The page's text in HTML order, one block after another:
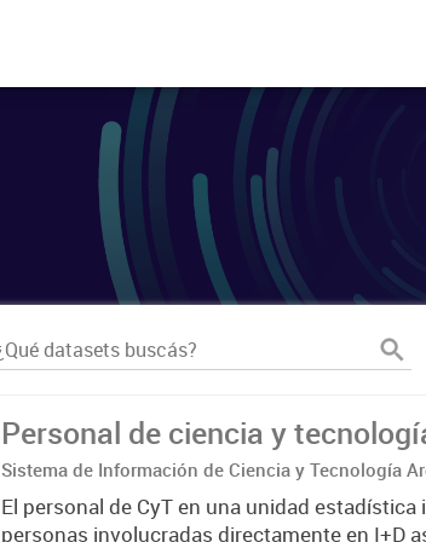
Personal de ciencia y
Sistema de Información de Ciencia y Tecnología
El personal de CyT en una unidad estadística
personas involucradas directamente en I+D